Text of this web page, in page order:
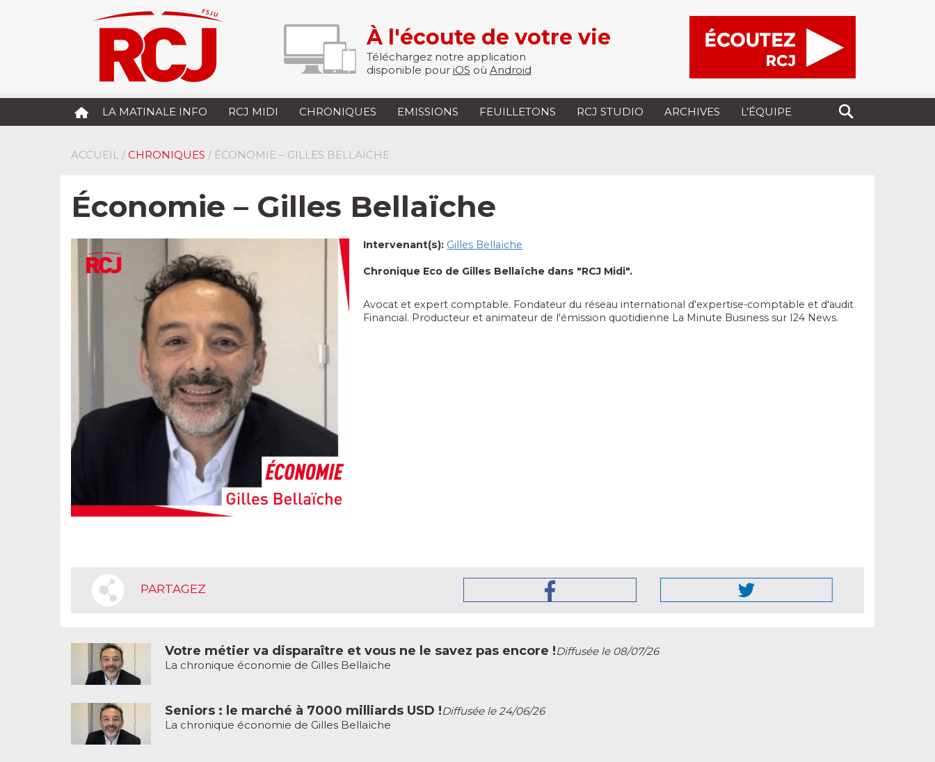
À l'écoute de votre vie
Téléchargez notre application
disponible pour iOS où Android
LA MATINALE INFO RCJ MIDI CHRONIQUES EMISSIONS FEUILLETONS RCJ STUDIO ARCHIVES L’ÉQUIPE
ACCUEIL / CHRONIQUES / ÉCONOMIE – GILLES BELLAÏCHE
Économie – Gilles Bellaïche
Intervenant(s): Gilles Bellaïche
Chronique Eco de Gilles Bellaïche dans "RCJ Midi".
Avocat et expert comptable. Fondateur du réseau international d'expertise-comptable et d'audit
Financial. Producteur et animateur de l'émission quotidienne La Minute Business sur I24 News.
PARTAGEZ
Votre métier va disparaître et vous ne le savez pas encore !Diffusée le 08/07/26
La chronique économie de Gilles Bellaïche
Seniors : le marché à 7000 milliards USD !Diffusée le 24/06/26
La chronique économie de Gilles Bellaïche